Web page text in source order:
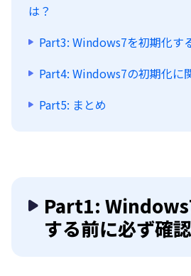
は？
Part3: Windows7を初期化す
Part4: Windows7の初期化に
Part5: まとめ
Part1:
する前に必ず確